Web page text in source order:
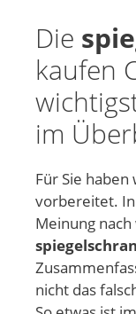
Die
kaufen
im
Für Sie
vorbereitet.
Meinung
nicht das